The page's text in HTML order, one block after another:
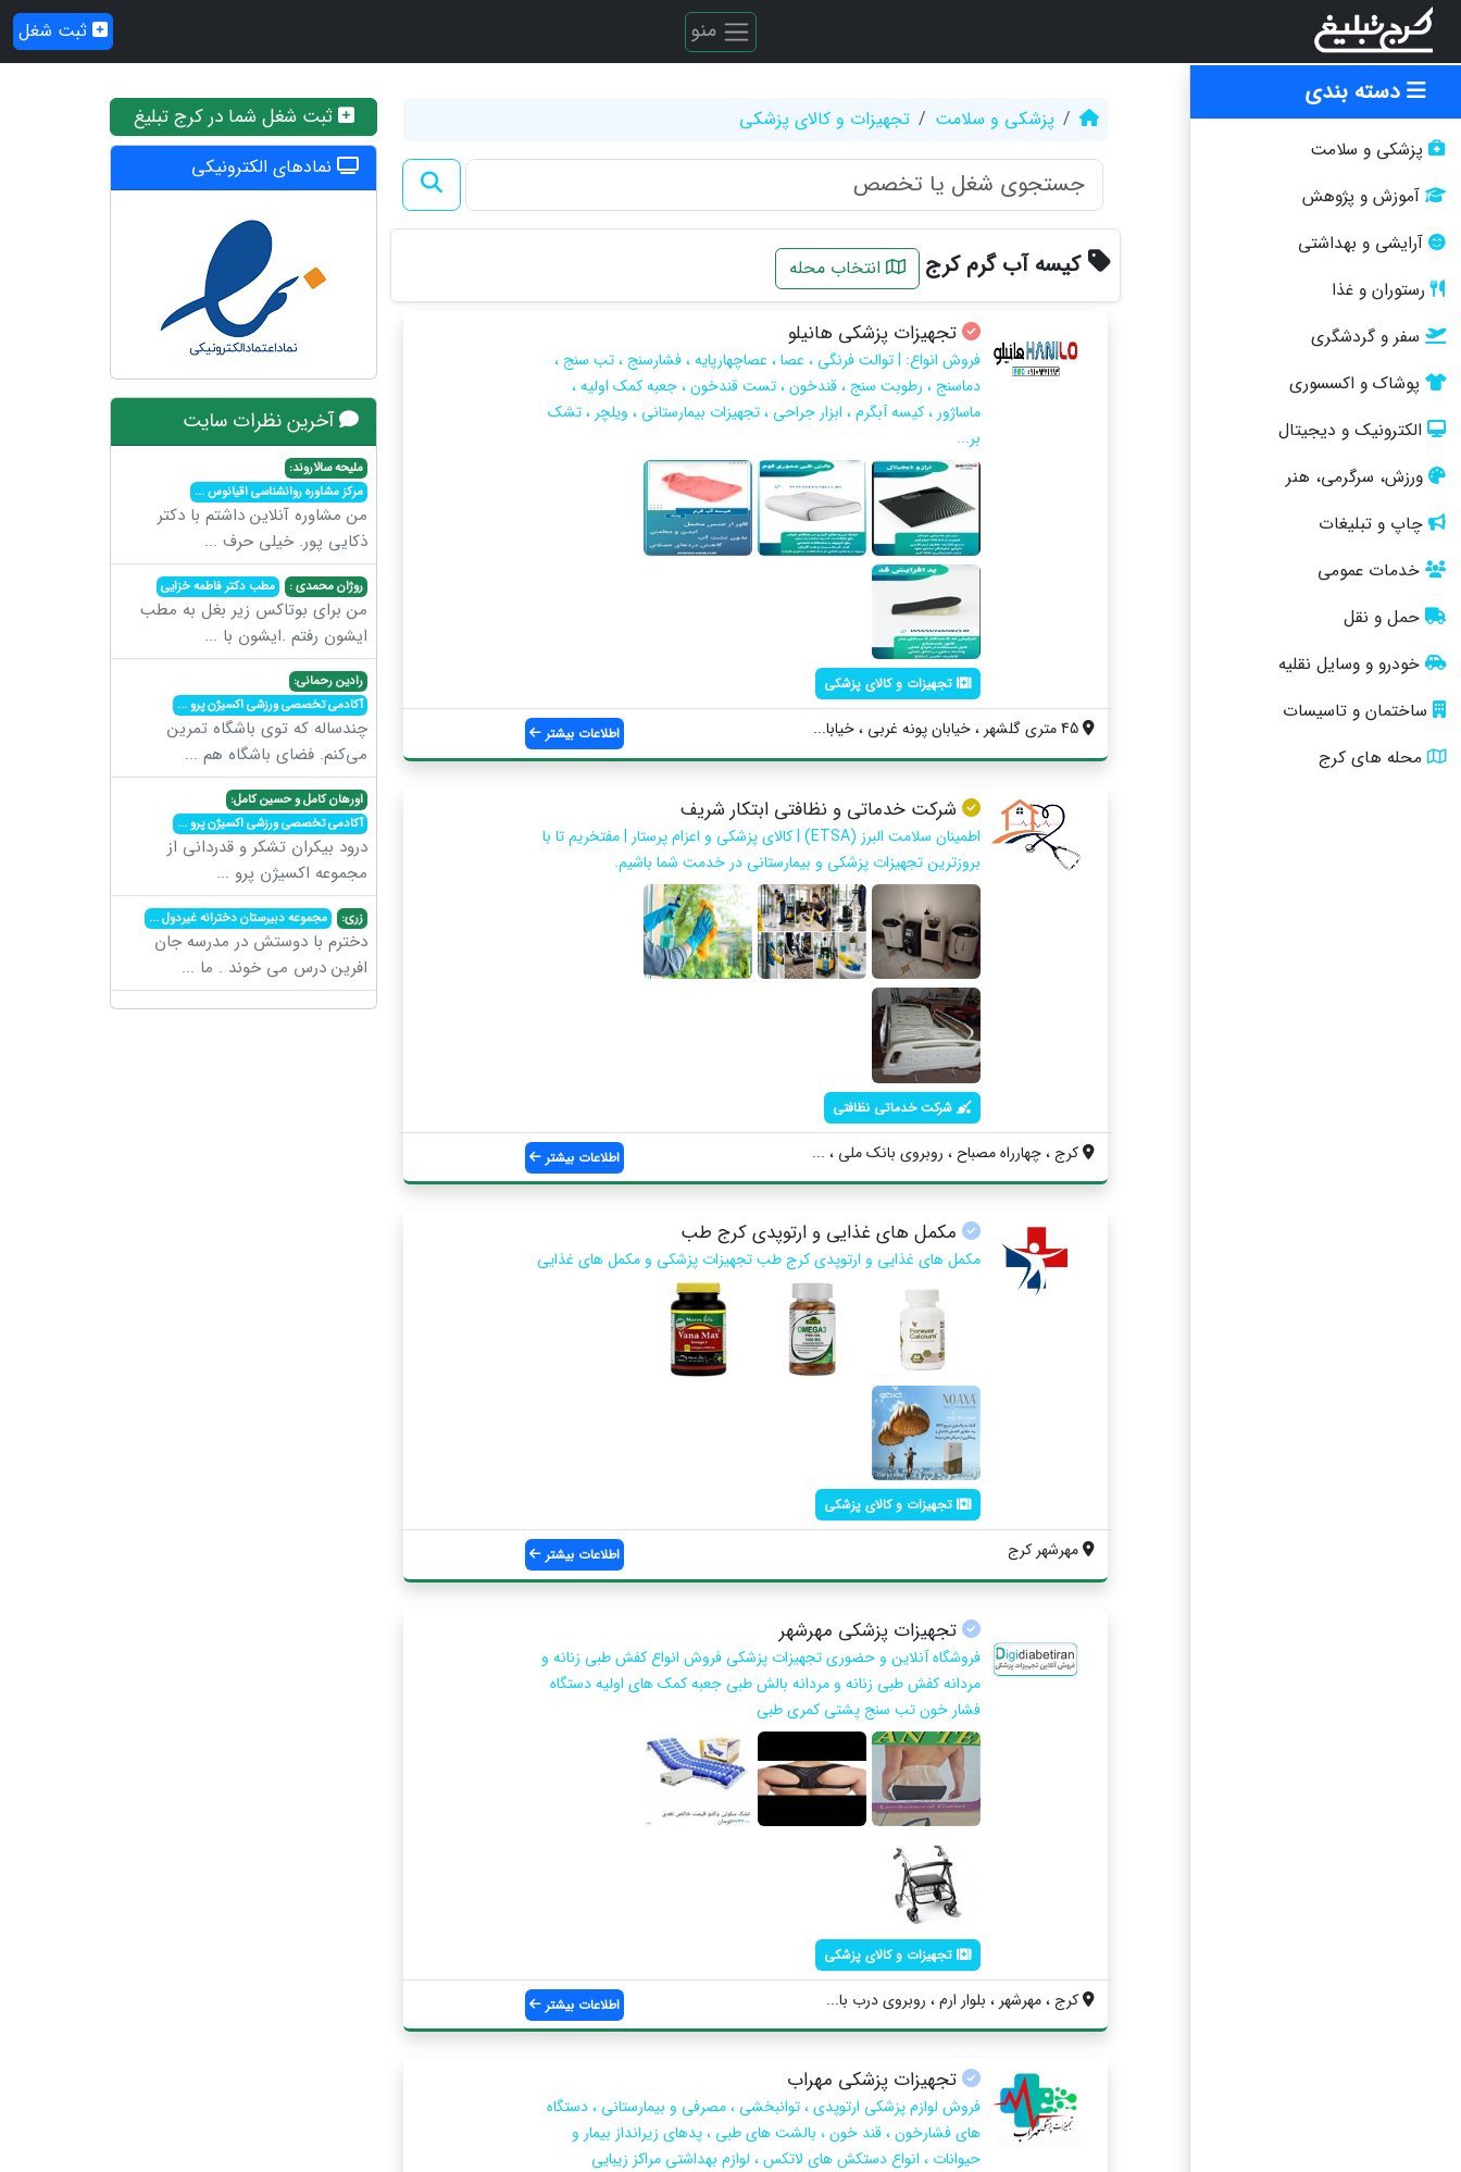
منو ثبت شغل
دسته بندی
پزشکی و سلامت
آموزش و پژوهش
آرایشی و بهداشتی
رستوران و غذا
سفر و گردشگری
پوشاک و اکسسوری
الکترونیک و دیجیتال
ورزش، سرگرمی، هنر
چاپ و تبلیغات
خدمات عمومی
حمل و نقل
خودرو و وسایل نقلیه
ساختمان و تاسیسات
محله های کرج
پزشکی و سلامت تجهیزات و کالای پزشکی
کیسه آب گرم کرج انتخاب محله
تجهیزات پزشکی هانیلو
فروش انواع: | توالت فرنگی ، عصا ، عصاچهارپایه ، فشارسنج ، تب سنج ،
دماسنج ، رطوبت سنج ، قندخون ، تست قندخون ، جعبه کمک اولیه ،
ماساژور ، کیسه آبگرم ، ابزار جراحی ، تجهیزات بیمارستانی ، ویلچر ، تشک
بر...
تجهیزات و کالای پزشکی
اطلاعات بیشتر
شرکت خدماتی و نظافتی ابتکار شریف
اطمینان سلامت البرز (ETSA) | کالای پزشکی و اعزام پرستار | مفتخریم تا با
بروزترین تجهیزات پزشکی و بیمارستانی در خدمت شما باشیم.
شرکت خدماتی نظافتی
کرج ، چهارراه مصباح ، روبروی بانک ملی ، ... اطلاعات بیشتر
مکمل های غذایی و ارتوپدی کرج طب
مکمل های غذایی و ارتوپدی کرج طب تجهیزات پزشکی و مکمل های غذایی
تجهیزات و کالای پزشکی
مهرشهر کرج اطلاعات بیشتر
تجهیزات پزشکی مهرشهر
فروشگاه آنلاین و حضوری تجهیزات پزشکی فروش انواع کفش طبی زنانه و
مردانه کفش طبی زنانه و مردانه بالش طبی جعبه کمک های اولیه دستگاه
فشار خون تب سنج پشتی کمری طبی
تجهیزات و کالای پزشکی
کرج ، مهرشهر ، بلوار ارم ، روبروی درب با... اطلاعات بیشتر
تجهیزات پزشکی مهراب
فروش لوازم پزشکی ارتوپدی ، توانبخشی ، مصرفی و بیمارستانی ، دستگاه
های فشارخون ، قند خون ، بالشت های طبی ، پدهای زیرانداز بیمار و
حیوانات ، انواع دستکش های لاتکس ، لوازم بهداشتی مراکز زیبایی
ثبت شغل شما در کرج تبلیغ
نمادهای الکترونیکی
آخرین نظرات سایت
ملیحه سالاروند:
مرکز مشاوره روانشناسی اقیانوس...
من مشاوره آنلاین داشتم با دکتر
ذکایی پور. خیلی حرف ...
روژان محمدی : مطب دکتر فاطمه خزایی
من برای بوتاکس زیر بغل به مطب
ایشون رفتم .ایشون با ...
رادین رحمانی:
آکادمی تخصصی ورزشی اکسیژن پرو...
چندساله که توی باشگاه تمرین
می‌کنم. فضای باشگاه هم ...
اورهان کامل و حسین کامل:
آکادمی تخصصی ورزشی اکسیژن پرو...
درود بیکران تشکر و قدردانی از
مجموعه اکسیژن پرو ...
زری: مجموعه دبیرستان دخترانه غیردول...
دخترم با دوستش در مدرسه جان
افرین درس می خوند . ما ...